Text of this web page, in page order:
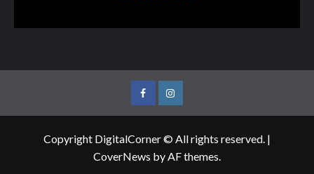
FacebookInstagram
Copyright DigitalCorner © All rights reserved. |
CoverNews by AF themes.